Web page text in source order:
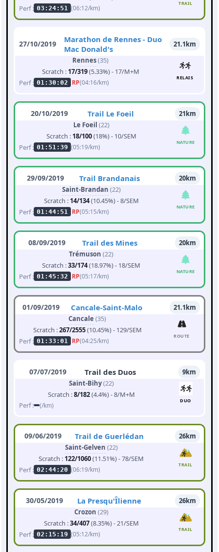
Perf : 03:24:51 (06:12/km)
TRAIL
27/10/2019
Marathon de Rennes - Duo
Mac Donald's
21.1km
Rennes(35)
Scratch : 17/319(5.33%) - 17/M+M
Perf : 01:30:02 RP(04:16/km)
RELAIS
20/10/2019 Trail Le Foeil
21km
Le Foeil (22)
Scratch : 18/100(18%) - 10/SEM
Perf : 01:51:39 (05:19/km)
NATURE
29/09/2019 Trail Brandanais
20km
Saint-Brandan (22)
Scratch : 14/134(10.45%) - 8/SEM
Perf : 01:44:51 RP(05:15/km)
NATURE
08/09/2019 Trail des Mines
20km
Trémuson (22)
Scratch :33/174(18.97%) - 18/SEM
Perf : 01:45:32 RP(05:17/km)
NATURE
01/09/2019 Cancale-Saint-Malo
21.1km
Cancale (35)
Scratch :267/2555(10.45%) - 129/SEM
Perf : 01:33:01 RP(04:25/km)
ROUTE
07/07/2019 Trail des Duos
9km
Saint-Bihy(22)
Scratch :8/182(4.4%) - 8/M+M
Perf :
(/km)
DUO
09/06/2019 Trail de Guerlédan
26km
Saint-Gelven (22)
Scratch : 122/1060(11.51%) - 78/SEM
Perf : 02:44:20 (06:19/km)
TRAIL
30/05/2019 La Presqu'Îlienne
26km
Crozon (29)
Scratch :34/407(8.35%) - 21/SEM
Perf : 02:15:19 (05:12/km)
TRAIL